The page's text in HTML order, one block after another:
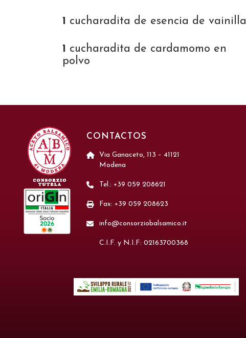
1 cucharadita de esencia de vainilla
1 cucharadita de cardamomo en
polvo
CONTACTOS
Via Ganaceto, 113 – 41121
Modena
Tel.: +39 059 208621
Fax: +39 059 208623
info@consorziobalsamico.it
C.I.F. y N.I.F: 02163700368